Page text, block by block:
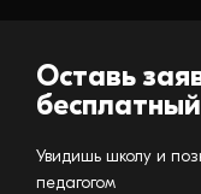
Оставь
Увидишь школу и
педагогом